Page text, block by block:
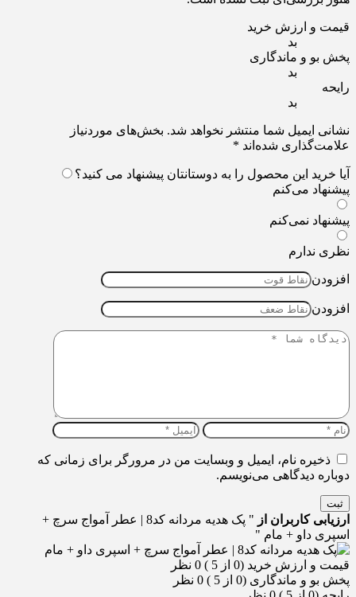
و ارزش خرید
و ماندگاری
ایمیل شما منتشر نخواهد شد. بخش‌های موردنیاز
شده‌اند*
این محصول را به دوستانتان پیشنهاد می کنید؟
می‌کنم
نمی‌کنم
ندارم
نام، ایمیل و وبسایت من در مرورگر برای زمانی که
دیدگاهی می‌نویسم.
کاربران از
" پک هدیه مردانه کد8 | عطر آمواج سرچ +
داو + مام "
ارزش خرید (0 از 5 )
و ماندگاری (0 از 5 )